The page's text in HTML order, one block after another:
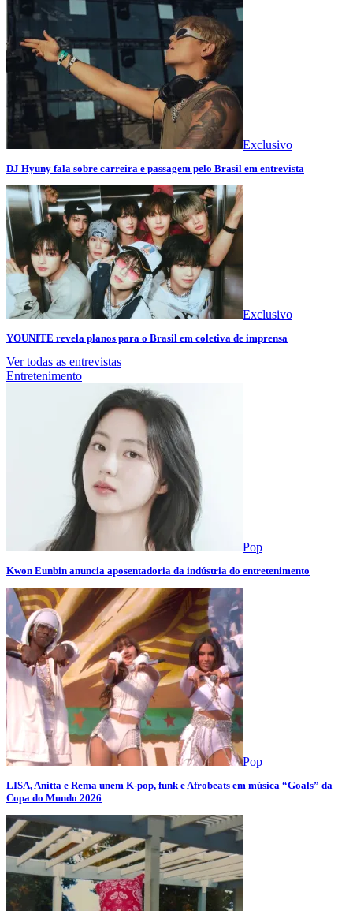
Exclusivo
DJ Hyuny fala sobre carreira e passagem pelo Brasil em entrevista
Exclusivo
YOUNITE revela planos para o Brasil em coletiva de imprensa
Ver todas as entrevistas
Entretenimento
Pop
Kwon Eunbin anuncia aposentadoria da indústria do entretenimento
Pop
LISA, Anitta e Rema unem K-pop, funk e Afrobeats em música “Goals” da
Copa do Mundo 2026